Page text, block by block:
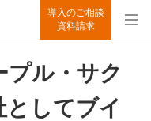
導入のご相談
資料請求
プル・サク
してブイ